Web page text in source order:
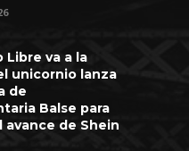
Libre va a la
unicornio lanza
de
Balse para
avance de Shein